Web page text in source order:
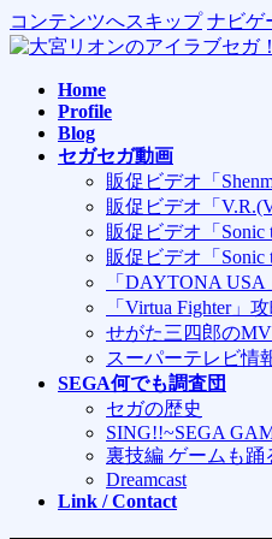
コンテンツへスキップ ナビゲ
Home
Profile
Blog
セガセガ動画
販促ビデオ「
販促ビデオ「
販促ビデオ「Sonic
販促ビデオ「Sonic
「DAYTONA
「Virtua Fighter」
せがた三四郎の
スーパーテレビ情
SEGA何でも調査団
セガの歴史
SING!!~SEGA
裏技編 ゲームも踊
Dreamcast
Link / Contact